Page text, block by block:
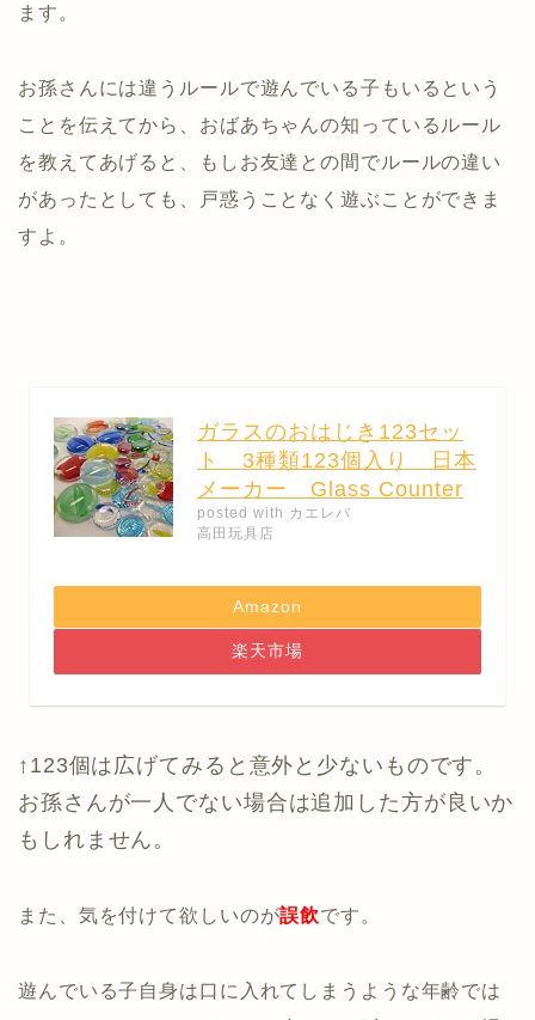
ます。
お孫さんには違うルールで遊んでいる子もいるという
ことを伝えてから、おばあちゃんの知っているルール
を教えてあげると、もしお友達との間でルールの違い
があったとしても、戸惑うことなく遊ぶことができま
すよ。
ガラスのおはじき123セッ
ト 3種類123個入り 日本
メーカー Glass Counter
posted with カエレバ
高田玩具店
Amazon
楽天市場
↑123個は広げてみると意外と少ないものです。
お孫さんが一人でない場合は追加した方が良いか
もしれません。
また、気を付けて欲しいのが誤飲です 。
遊んでいる子自身は口に入れてしまうような年齢では